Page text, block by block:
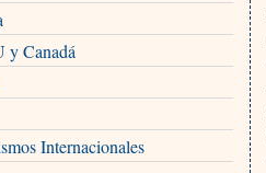
y Canadá
Internacionales